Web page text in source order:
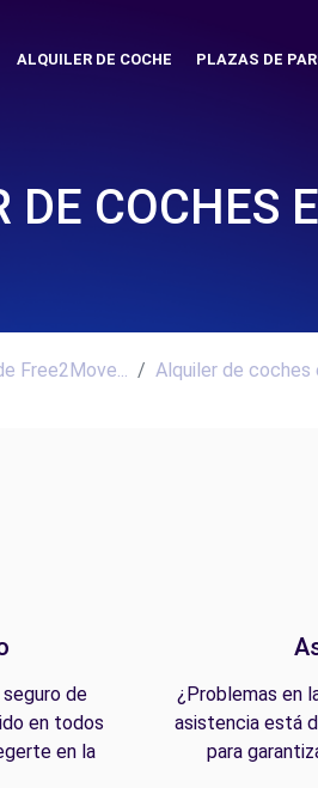
ALQUILER DE COCHE PLAZAS DE
DE COCHES
Free2Move... Alquiler de coches
de
en todos
en la
¿Problemas en
asistencia está
para